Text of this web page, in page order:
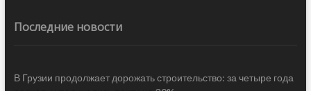
Последние новости
В Грузии продолжает дорожать строительство: за четыре года